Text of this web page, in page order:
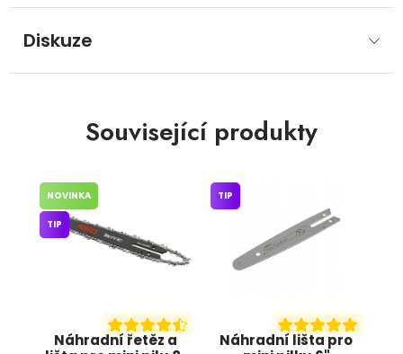
Diskuze
Související produkty
Náhradní řetěz a
NOVINKA
TIP
Náhradní lišta pro
TIP